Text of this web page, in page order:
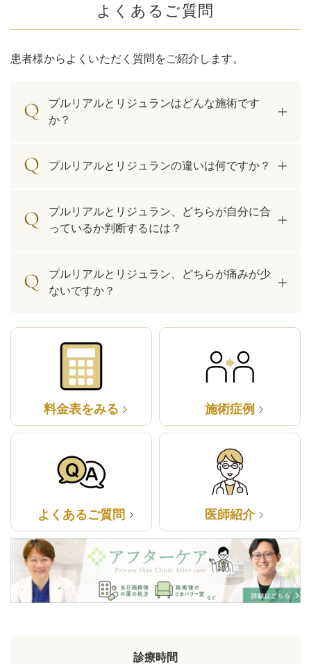
よくあるご質問
患者様からよくいただく質問をご紹介します。
プルリアルとリジュランはどんな施術です
か？
プルリアルとリジュランの違いは何ですか？
プルリアルとリジュラン、どちらが自分に合
っているか判断するには？
プルリアルとリジュラン、どちらが痛みが少
ないですか？
料金表をみる 施術症例
よくあるご質問 医師紹介
診療時間